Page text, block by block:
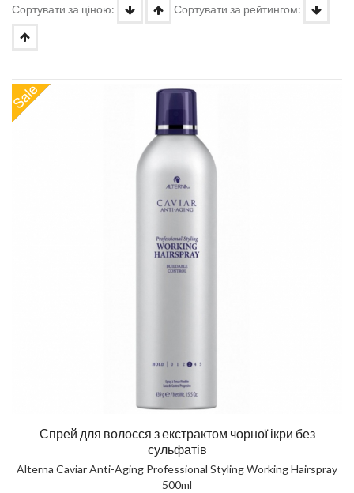
Сортувати за ціною: Сортувати за рейтингом:
Спрей для волосся з екстрактом чорної ікри без
сульфатів
Alterna Caviar Anti-Aging Professional Styling Working Hairspray
500ml